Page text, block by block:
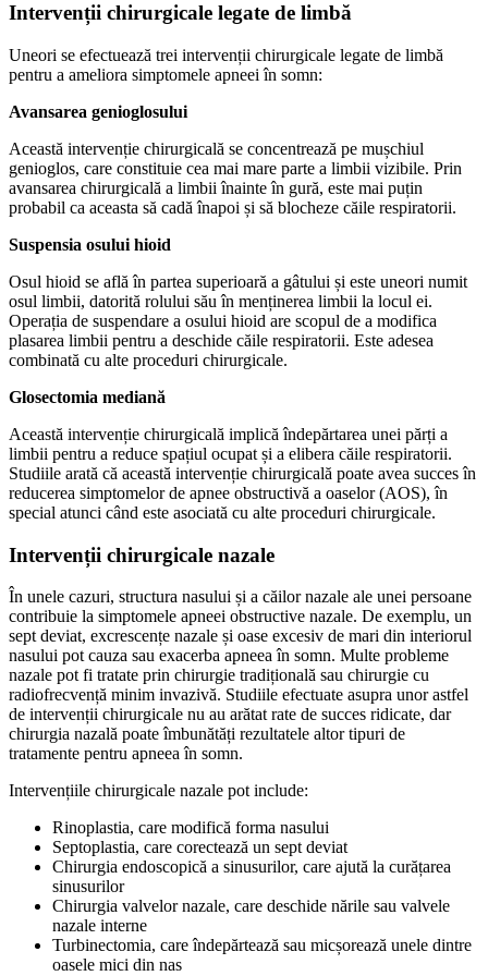
Intervenții chirurgicale legate de limbă
Uneori se efectuează trei intervenții chirurgicale legate de limbă
pentru a ameliora simptomele apneei în somn:
Avansarea genioglosului
Această intervenție chirurgicală se concentrează pe mușchiul
genioglos, care constituie cea mai mare parte a limbii vizibile. Prin
avansarea chirurgicală a limbii înainte în gură, este mai puțin
probabil ca aceasta să cadă înapoi și să blocheze căile respiratorii.
Suspensia osului hioid
Osul hioid se află în partea superioară a gâtului și este uneori numit
osul limbii, datorită rolului său în menținerea limbii la locul ei.
Operația de suspendare a osului hioid are scopul de a modifica
plasarea limbii pentru a deschide căile respiratorii. Este adesea
combinată cu alte proceduri chirurgicale.
Glosectomia mediană
Această intervenție chirurgicală implică îndepărtarea unei părți a
limbii pentru a reduce spațiul ocupat și a elibera căile respiratorii.
Studiile arată că această intervenție chirurgicală poate avea succes în
reducerea simptomelor de apnee obstructivă a oaselor (AOS), în
special atunci când este asociată cu alte proceduri chirurgicale.
Intervenții chirurgicale nazale
În unele cazuri, structura nasului și a căilor nazale ale unei persoane
contribuie la simptomele apneei obstructive nazale. De exemplu, un
sept deviat, excrescențe nazale și oase excesiv de mari din interiorul
nasului pot cauza sau exacerba apneea în somn. Multe probleme
nazale pot fi tratate prin chirurgie tradițională sau chirurgie cu
radiofrecvență minim invazivă. Studiile efectuate asupra unor astfel
de intervenții chirurgicale nu au arătat rate de succes ridicate, dar
chirurgia nazală poate îmbunătăți rezultatele altor tipuri de
tratamente pentru apneea în somn.
Intervențiile chirurgicale nazale pot include:
Rinoplastia, care modifică forma nasului
Septoplastia, care corectează un sept deviat
Chirurgia endoscopică a sinusurilor, care ajută la curățarea
sinusurilor
Chirurgia valvelor nazale, care deschide nările sau valvele
nazale interne
Turbinectomia, care îndepărtează sau micșorează unele dintre
oasele mici din nas